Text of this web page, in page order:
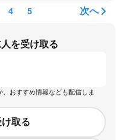
4 5 次へ
を受け取る
、おすすめ情報なども配信しま
取る